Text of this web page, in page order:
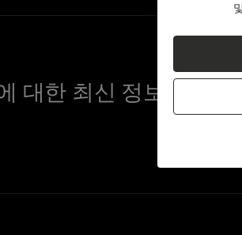
대한 최신 정보를 받아